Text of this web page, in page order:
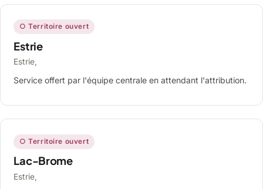
○ Territoire ouvert
Estrie
Estrie,
Service offert par l'équipe centrale en attendant l'attribution.
○ Territoire ouvert
Lac-Brome
Estrie,